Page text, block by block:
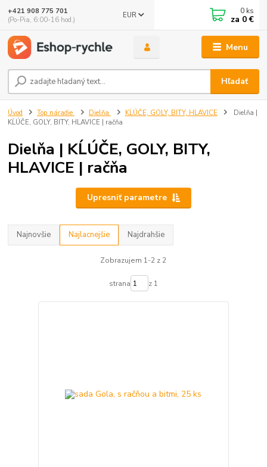
Menu
EUR
Hľadať
+421 908 775 701
(Po-Pia, 6:00-16 hod.)
0 ks
za 0 €
Úvod Top náradie Dielňa KĹÚČE, GOLY, BITY, HLAVICE
Dielňa |
KĹÚČE, GOLY, BITY, HLAVICE | račňa
Dielňa | KĹÚČE, GOLY, BITY,
HLAVICE | račňa
Upresniť parametre
Najnovšie Najlacnejšie Najdrahšie
Zobrazujem 1-2 z 2
strana z 1